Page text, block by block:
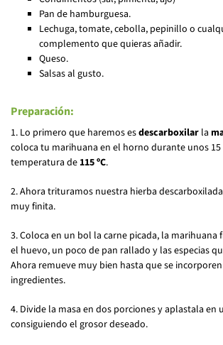
Pan de hamburguesa.
Lechuga, tomate, cebolla, pepinillo o
complemento que quieras añadir.
Queso.
Salsas al gusto.
Preparación:
1. Lo primero que haremos esdescarboxilar la
coloca tu marihuana en el horno durante unos
temperatura de 115 ºC.
2. Ahora trituramos nuestra hierba
muy finita.
3. Coloca en un bol la carne picada, la
el huevo, un poco de pan rallado y las especias
Ahora remueve muy bien hasta que se
ingredientes.
4. Divide la masa en dos porciones y aplastala en
consiguiendo el grosor deseado.